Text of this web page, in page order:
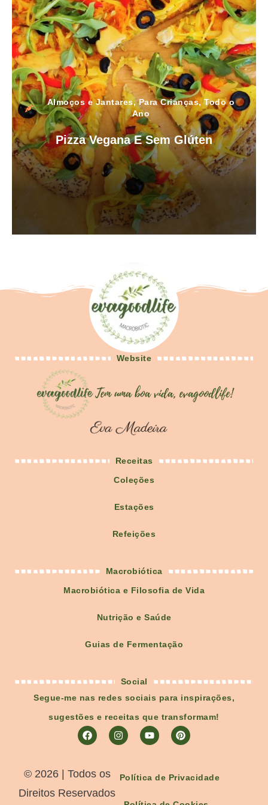
Almoços e Jantares,Para Crianças,Todo o
Ano
Pizza Vegana E Sem Glúten
Website
Receitas
Coleções
Estações
Refeições
Macrobiótica
Macrobiótica e Filosofia de Vida
Nutrição e Saúde
Guias de Fermentação
Social
Segue-me nas redes sociais para inspirações,
sugestões e receitas que transformam!
©️ 2026 | Todos os
Direitos Reservados
Política de Privacidade